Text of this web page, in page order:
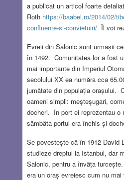
a publicat un articol foarte
Roth https://baabel.ro/2014/02/
confluente-si-convietuiri/Îl voi
Evreii din Salonic sunt urmașii
în 1492. Comunitatea lor a fost
mai importante din Imperiul
secolului XX ea număra cca
jumătate din populația orașului.
oameni simpli: meșteșugari,
docheri. În port ei reprezentau o
sâmbăta portul era închis și
Se povestește că în 1912 David
studieze dreptul la Istanbul, dar
Salonic, pentru a învăța
era un oraș evreiesc cum nu